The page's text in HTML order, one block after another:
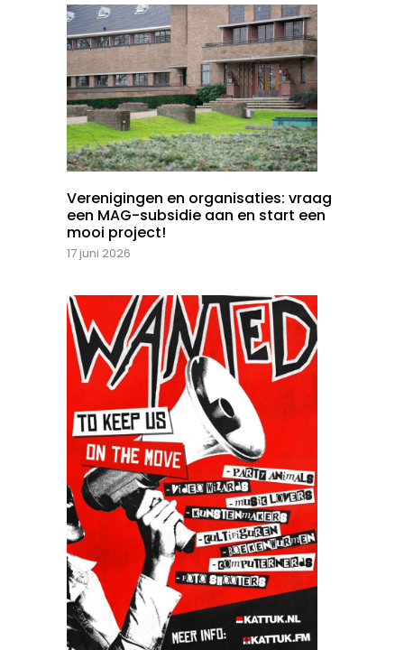
Verenigingen en organisaties: vraag
een MAG-subsidie aan en start een
mooi project!
17 juni 2026